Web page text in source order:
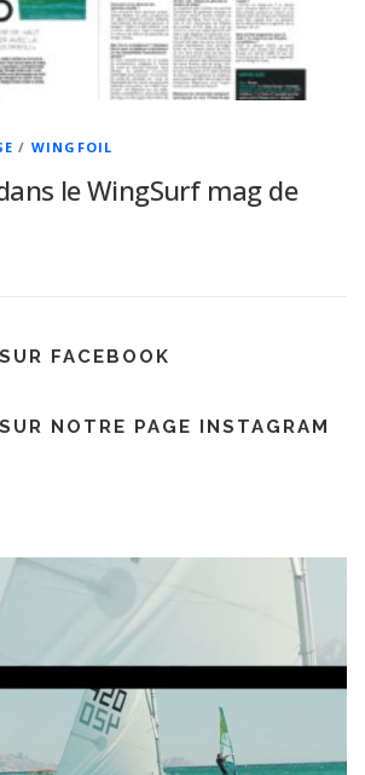
/ WINGFOIL
le WingSurf mag de
FACEBOOK
NOTRE PAGE INSTAGRAM